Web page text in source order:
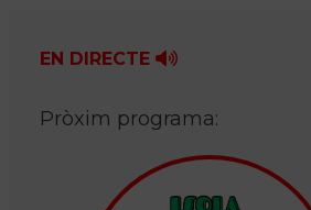
EN DIRECTE
Pròxim programa: